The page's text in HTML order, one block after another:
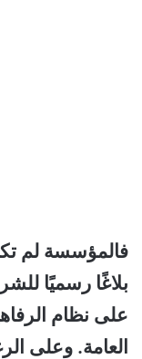
فالمؤسسة لم
بلاغًا رسميًا
على نظام
العامة. وعلى